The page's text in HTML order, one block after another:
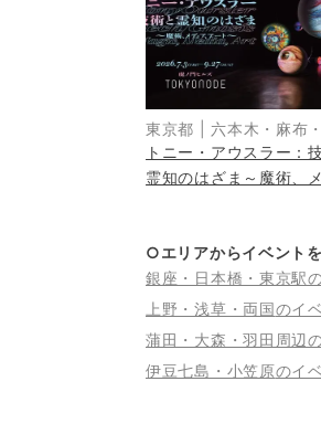
東京都
六本木・麻布
坂・青山
トニー・アウスラー：
霊知のはざま～魔術、
○エリアからイベント
銀座・日本橋・東京駅
上野・浅草・両国のイ
蒲田・大森・羽田周辺
伊豆七島・小笠原のイ